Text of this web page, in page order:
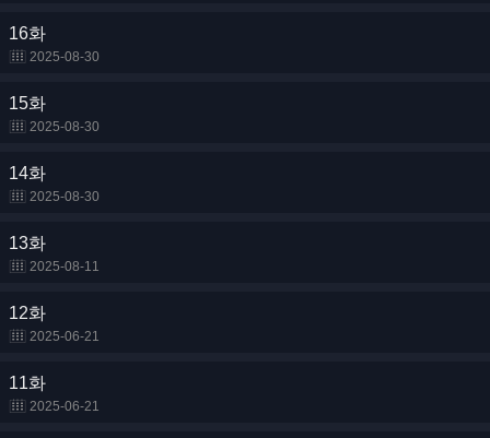
16화
2025-08-30
15화
2025-08-30
14화
2025-08-30
13화
2025-08-11
12화
2025-06-21
11화
2025-06-21